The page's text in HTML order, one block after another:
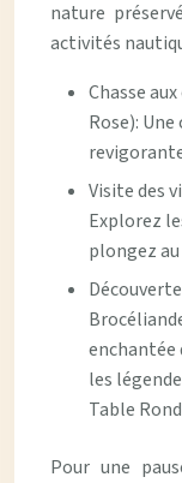
nature
activités
Chasse
Rose):
Visite des
Explorez
plongez
enchantée
les
Table
Pour une